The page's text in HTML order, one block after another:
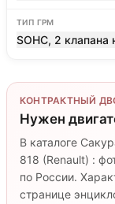
ТИП ГРМ
SOHC, 2 клапана
КОНТРАКТНЫЙ
Нужен
В каталоге
818 (Renault) :
по России.
странице